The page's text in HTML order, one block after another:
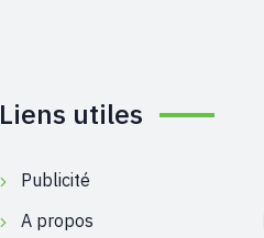
Liens utiles
Publicité
A propos